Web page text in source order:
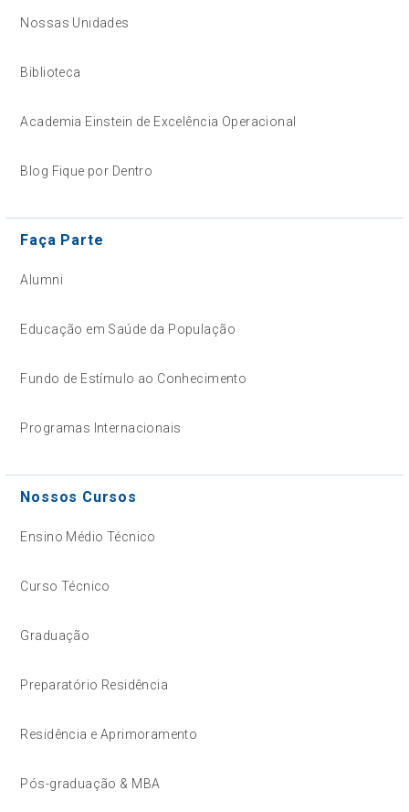
Nossas Unidades
Biblioteca
Academia Einstein de Excelência Operacional
Blog Fique por Dentro
Faça Parte
Alumni
Educação em Saúde da População
Fundo de Estímulo ao Conhecimento
Programas Internacionais
Nossos Cursos
Ensino Médio Técnico
Curso Técnico
Graduação
Preparatório Residência
Residência e Aprimoramento
Pós-graduação & MBA